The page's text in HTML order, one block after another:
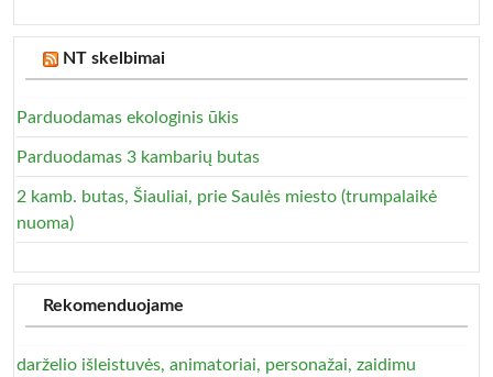
NT skelbimai
Parduodamas ekologinis ūkis
Parduodamas 3 kambarių butas
2 kamb. butas, Šiauliai, prie Saulės miesto (trumpalaikė
nuoma)
Rekomenduojame
darželio išleistuvės, animatoriai, personažai, zaidimu